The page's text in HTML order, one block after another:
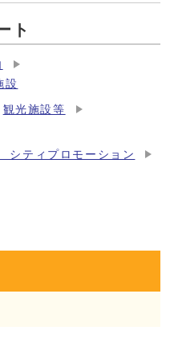
ト
設
観光施設等
シティプロモーション